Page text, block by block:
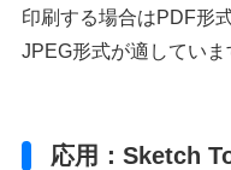
印刷する場合はPDF形
JPEG形式が適していま
応用：Sketch